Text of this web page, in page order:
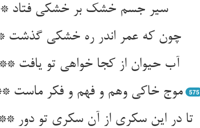
سیر جسم خشک بر خشکی فتاد **
چون که عمر اندر ره خشکی گذشت ** گاه کوه و گاه صحرا گاه دشت‌‌
موج خاکی وهم و فهم و فکر ماست ** موج آبی محو و سکر است و فناست‌‌
575
تا در این سکری از آن سکری تو دور **